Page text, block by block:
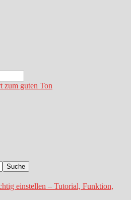
zum guten Ton
einstellen – Tutorial, Funktion,